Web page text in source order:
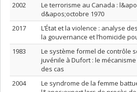
2002
Le terrorisme au Canada :
d&apos;octobre 1970
2017
L’État et la violence : analyse
la gouvernance et l’homicide
1983
Le système formel de contrôle
juvénile à Dufort : le
des cas
2004
Le syndrome de la femme